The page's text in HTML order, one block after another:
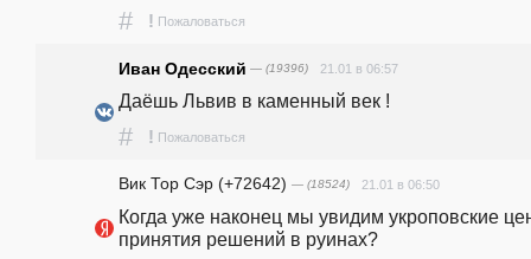
# ! Пожаловаться
Иван Одесский — (19396) 21.01 в 06:57
Даёшь Львив в каменный век !
# ! Пожаловаться
Вик Тор Сэр (+72642) — (18524) 21.01 в 06:50
Когда уже наконец мы увидим укроповские
принятия решений в руинах?